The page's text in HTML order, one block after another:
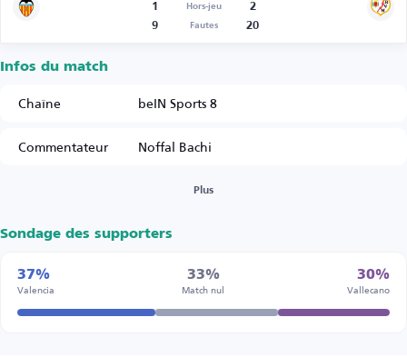
1
Hors-jeu
2
9
Fautes 20
Infos du match
Chaîne
beIN Sports 8
Commentateur
Noffal Bachi
Plus
Sondage des supporters
37%
Valencia
33%
Match nul
30%
Vallecano